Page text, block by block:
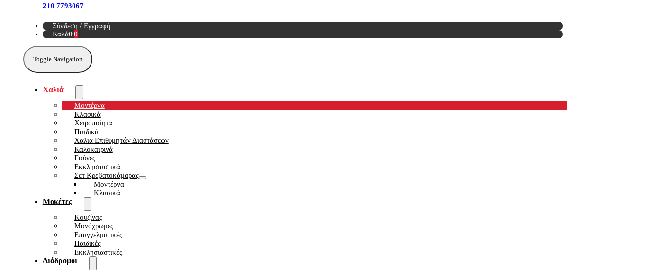
210 7793067
Σύνδεση / Εγγραφή
Καλάθι0
Toggle Navigation
Χαλιά
Μοντέρνα
Κλασικά
Χειροποίητα
Παιδικά
Χαλιά Επιθυμητών Διαστάσεων
Καλοκαιρινά
Γούνες
Εκκλησιαστικά
Σετ Κρεβατοκάμαρας
Μοντέρνα
Κλασικά
Μοκέτες
Κουζίνας
Μονόχρωμες
Επαγγελματικές
Παιδικές
Εκκλησιαστικές
Διάδρομοι